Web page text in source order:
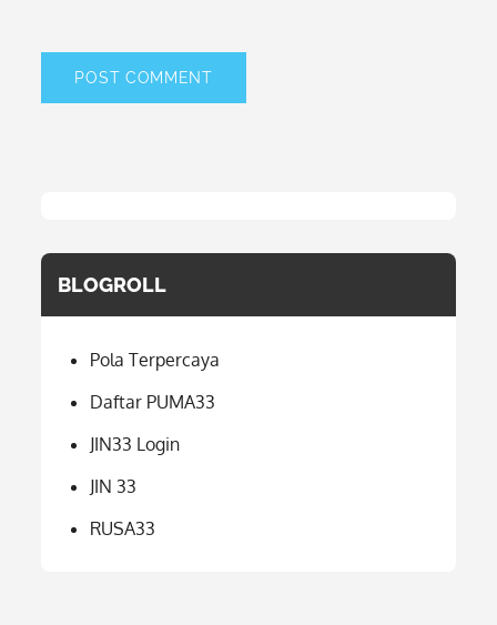
BLOGROLL
Pola Terpercaya
Daftar PUMA33
JIN33 Login
JIN 33
RUSA33